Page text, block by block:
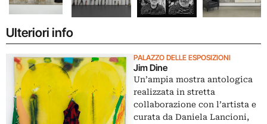
Ulteriori info
PALAZZO DELLE ESPOSIZIONI
Jim Dine
Un’ampia mostra antologica
realizzata in stretta
collaborazione con l’artista e
curata da Daniela Lancioni,